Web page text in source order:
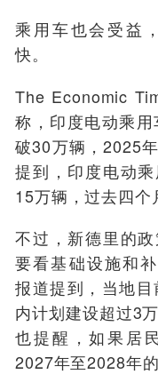
乘用车也会受益
快。
The Economic
称，印度电动乘
破30万辆，2025
提到，印度电动
15万辆，过去四个
不过，新德里的
要看基础设施和
报道提到，当地
内计划建设超过3
也提醒，如果居
2027年至2028年